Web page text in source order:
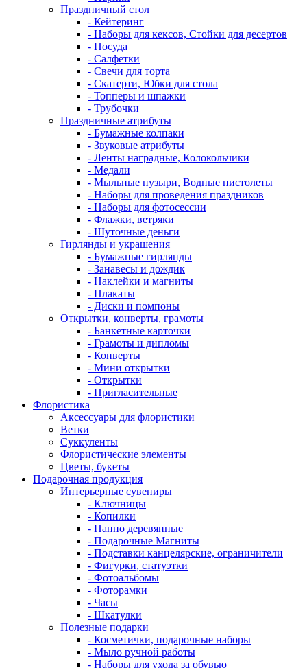
Праздничный стол
- Кейтеринг
- Наборы для кексов, Стойки для десертов
- Посуда
- Салфетки
- Свечи для торта
- Скатерти, Юбки для стола
- Топперы и шпажки
- Трубочки
Праздничные атрибуты
- Бумажные колпаки
- Звуковые атрибуты
- Ленты наградные, Колокольчики
- Медали
- Мыльные пузыри, Водные пистолеты
- Наборы для проведения праздников
- Наборы для фотосессии
- Флажки, ветряки
- Шуточные деньги
Гирлянды и украшения
- Бумажные гирлянды
- Занавесы и дождик
- Наклейки и магниты
- Плакаты
- Диски и помпоны
Открытки, конверты, грамоты
- Банкетные карточки
- Грамоты и дипломы
- Конверты
- Мини открытки
- Открытки
- Пригласительные
Флористика
Аксессуары для флористики
Ветки
Суккуленты
Флористические элементы
Цветы, букеты
Подарочная продукция
Интерьерные сувениры
- Ключницы
- Копилки
- Панно деревянные
- Подарочные Магниты
- Подставки канцелярские, ограничители
- Фигурки, статуэтки
- Фотоальбомы
- Фоторамки
- Часы
- Шкатулки
Полезные подарки
- Косметички, подарочные наборы
- Мыло ручной работы
- Наборы для ухода за обувью